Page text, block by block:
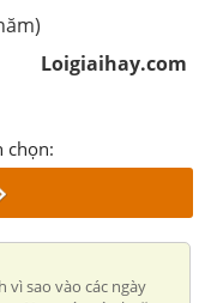
Loigiaihay.com
chọn:
vì sao vào các ngày